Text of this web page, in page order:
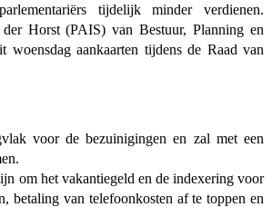
tijdelijk minder verdienen.
Horst (PAIS) van Bestuur, Planning en
woensdag aankaarten tijdens de Raad van
voor de bezuinigingen en zal met een
om het vakantiegeld en de indexering voor
betaling van telefoonkosten af te toppen en